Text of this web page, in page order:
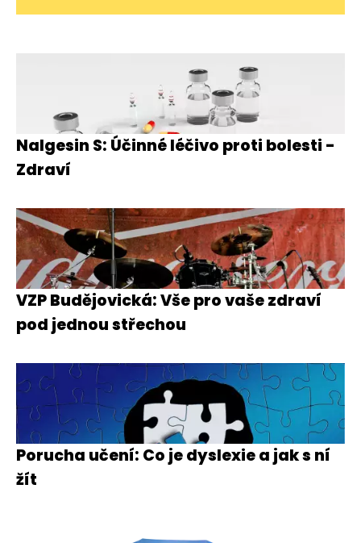
Nalgesin S: Účinné léčivo proti bolesti -
Zdraví
VZP Budějovická: Vše pro vaše zdraví
pod jednou střechou
Porucha učení: Co je dyslexie a jak s ní
žít